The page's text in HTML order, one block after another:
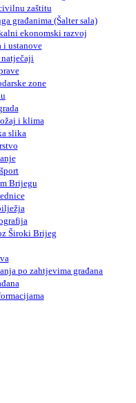
zaštitu
građanima (Šalter sala)
ekonomski razvoj
i ustanove
zone
i klima
slika
Brijegu
Široki Brijeg
po zahtjevima građana